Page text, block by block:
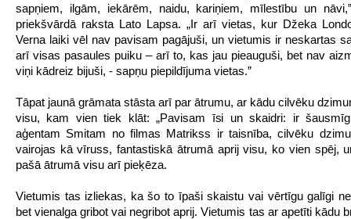
sapņiem, ilgām, iekārēm, naidu, kariņiem, mīlestību un
priekšvārdā raksta Lato Lapsa. „Ir arī vietas, kur Džeka
Verna laiki vēl nav pavisam pagājuši, un vietumis ir neskartas
arī visas pasaules puiku – arī to, kas jau pieauguši, bet nav
viņi kādreiz bijuši, - sapņu piepildījuma vietas.”
Tāpat jaunā grāmata stāsta arī par ātrumu, ar kādu cilvēku
visu, kam vien tiek klāt: „Pavisam īsi un skaidri: ir
aģentam Smitam no filmas Matrikss ir taisnība, cilvēku
vairojas kā vīruss, fantastiskā ātrumā aprij visu, ko vien spēj,
pašā ātrumā visu arī pieķēza.
Vietumis tas izliekas, ka šo to īpaši skaistu vai vērtīgu galīgi
bet vienalga gribot vai negribot aprij. Vietumis tas ar apetīti kādu